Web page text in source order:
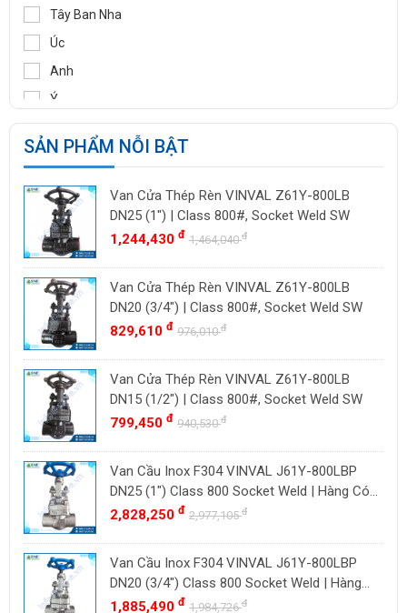
VINVAL
AZBIL
BROADY
OCV
SIRCA
BESA
BAODI
TLV
ZENNER
DOUGLAS
LESER
VENN
YOSHITAKE
KITZ
DK VALVE
TIGER
HD FIRE
ETM
TAMAKI
ASAHI
SWISSFLUID
Tây Ban Nha
Úc
Anh
Ý
Pháp
Ấn Độ
Indonesia
Malaysia
Đài Loan
Việt Nam
Thụy Sĩ
Ba Lan
SẢN PHẨM NỖI BẬT
Van Cửa Thép Rèn VINVAL Z61Y-800LB
DN25 (1") | Class 800#, Socket Weld SW
1,244,430 đ 1,464,040đ
Van Cửa Thép Rèn VINVAL Z61Y-800LB
DN20 (3/4") | Class 800#, Socket Weld SW
829,610 đ 976,010đ
Van Cửa Thép Rèn VINVAL Z61Y-800LB
DN15 (1/2") | Class 800#, Socket Weld SW
799,450 đ 940,530đ
Van Cầu Inox F304 VINVAL J61Y-800LBP
DN25 (1") Class 800 Socket Weld | Hàng Có
Sẵn
2,828,250 đ 2,977,105đ
Van Cầu Inox F304 VINVAL J61Y-800LBP
DN20 (3/4") Class 800 Socket Weld | Hàng
Có Sẵn
1,885,490 đ 1,984,726đ